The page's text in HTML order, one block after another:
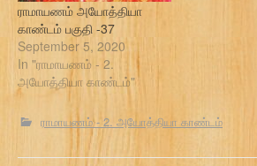
ராமாயணம் அயோத்தியா
காண்டம் பகுதி -37
September 5, 2020
In "ராமாயணம் - 2.
அயோத்தியா காண்டம்"
ராமாயணம் - 2. அயோத்தியா காண்டம்